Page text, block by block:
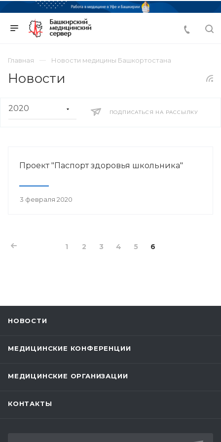
Главная Новости медицины Башкортостана
Новости
ПОДПИСАТЬСЯ НА РАССЫЛКУ
Проект "Паспорт здоровья школьника"
3 февраля 2020
1 2 3 4 5 6
НОВОСТИ
МЕДИЦИНСКИЕ КОНФЕРЕНЦИИ
МЕДИЦИНСКИЕ ОРГАНИЗАЦИИ
КОНТАКТЫ